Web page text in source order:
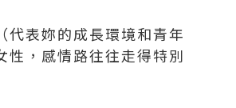
代表妳的成長環境和青年
性，感情路往往走得特別